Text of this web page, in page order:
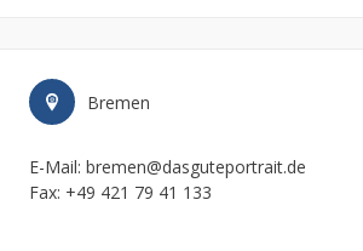
Bremen
E-Mail: bremen@dasguteportrait.de
Fax: +49 421 79 41 133